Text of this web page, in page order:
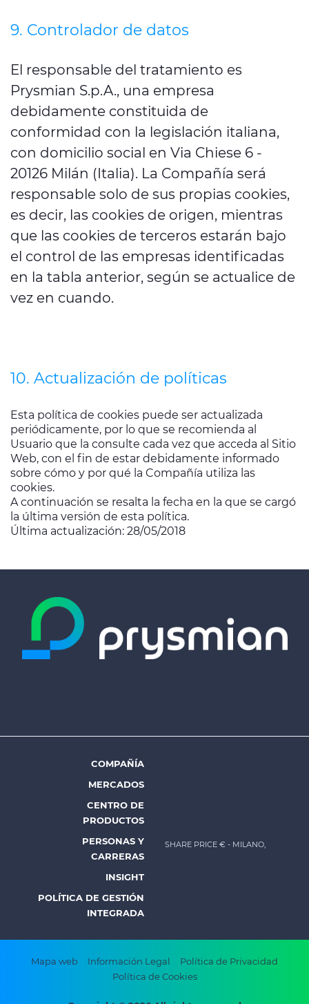
9. Controlador de datos
El responsable del tratamiento es
Prysmian S.p.A., una empresa
debidamente constituida de
conformidad con la legislación italiana,
con domicilio social en Via Chiese 6 -
20126 Milán (Italia). La Compañía será
responsable solo de sus propias cookies,
es decir, las cookies de origen, mientras
que las cookies de terceros estarán bajo
el control de las empresas identificadas
en la tabla anterior, según se actualice de
vez en cuando.
10. Actualización de políticas
Esta política de cookies puede ser actualizada
periódicamente, por lo que se recomienda al
Usuario que la consulte cada vez que acceda al Sitio
Web, con el fin de estar debidamente informado
sobre cómo y por qué la Compañía utiliza las
cookies.
A continuación se resalta la fecha en la que se cargó
la última versión de esta política.
Última actualización: 28/05/2018
Footer
menu
Prysmian
COMPAÑÍA
MERCADOS
CENTRO DE
PRODUCTOS
PERSONAS Y
CARRERAS
INSIGHT
POLÍTICA DE GESTIÓN
INTEGRADA
SHARE PRICE € - MILANO,
Footer
Mapa web Información Legal
Política de Privacidad
Política de Cookies